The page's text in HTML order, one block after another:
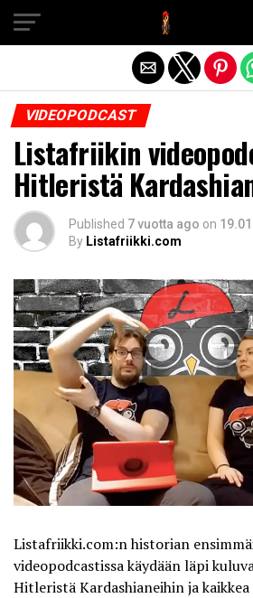
VIDEOPODCAST
Listafriikin
Hitleristä
Published 7 vuotta ago on
By Listafriikki.com
Listafriikki.com:n historian
videopodcastissa käydään läpi
Hitleristä Kardashianeihin ja
Exit mobile